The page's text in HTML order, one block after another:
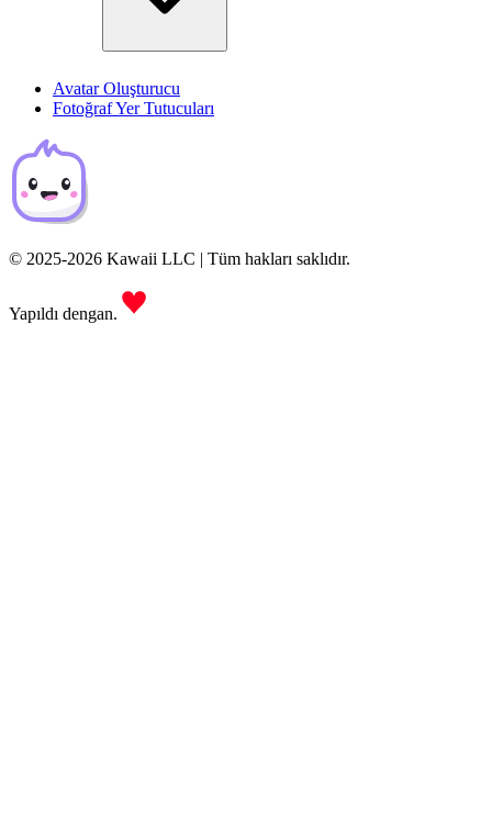
Avatar Oluşturucu
Fotoğraf Yer Tutucuları
© 2025-2026 Kawaii LLC | Tüm hakları saklıdır.
Yapıldı dengan.